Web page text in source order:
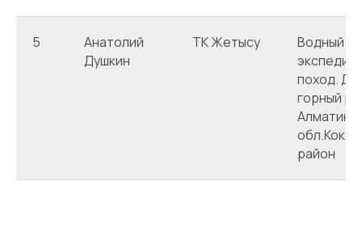
5
Анатолий
Душкин
ТК Жетысу
Водный
поход.
горный
обл.Кок-
район